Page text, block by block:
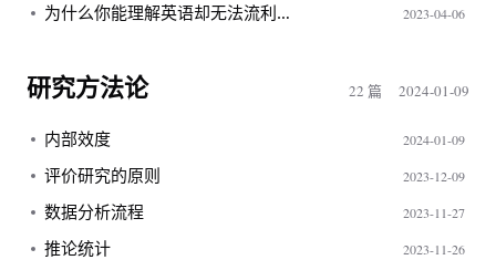
为什么你能理解英语却无法流利表达：Ruri Ohama的学习启示 2023-04-06
研究方法论 22 篇 2024-01-09
内部效度 2024-01-09
评价研究的原则 2023-12-09
数据分析流程 2023-11-27
推论统计 2023-11-26